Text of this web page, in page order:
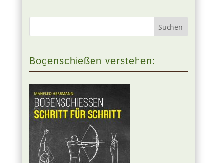
Bogenschießen verstehen: